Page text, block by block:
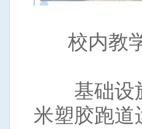
校内教
基础设施
米塑胶跑道